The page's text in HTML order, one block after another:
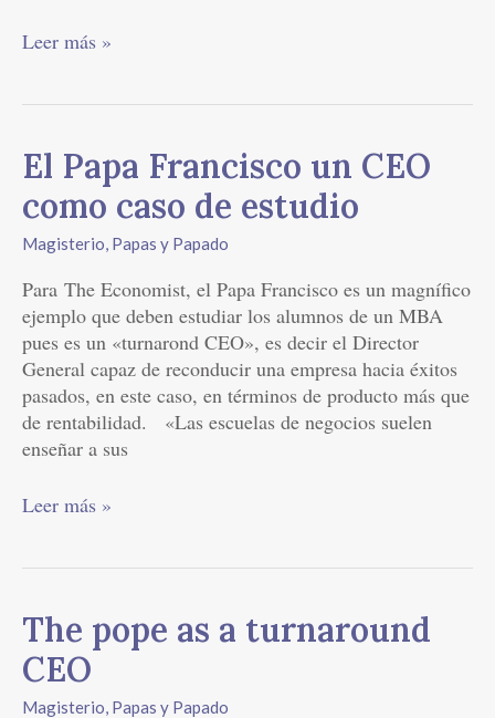
Leer más »
El Papa Francisco un CEO
como caso de estudio
Magisterio, Papas y Papado
Para The Economist, el Papa Francisco es un magnífico
ejemplo que deben estudiar los alumnos de un MBA
pues es un «turnarond CEO», es decir el Director
General capaz de reconducir una empresa hacia éxitos
pasados, en este caso, en términos de producto más que
de rentabilidad. «Las escuelas de negocios suelen
enseñar a sus
El
Papa
Francisco
un
como
caso
de
estudio
Leer más »
The pope as a turnaround
CEO
Magisterio, Papas y Papado
The
pope
as
a